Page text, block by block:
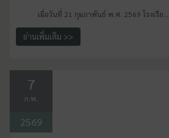
เมื่อวันที่ 21 กุมภาพันธ์ พ.ศ. 2569 โรงเรีย…
อ่านเพิ่มเติม >>
7
ก.พ.
2569